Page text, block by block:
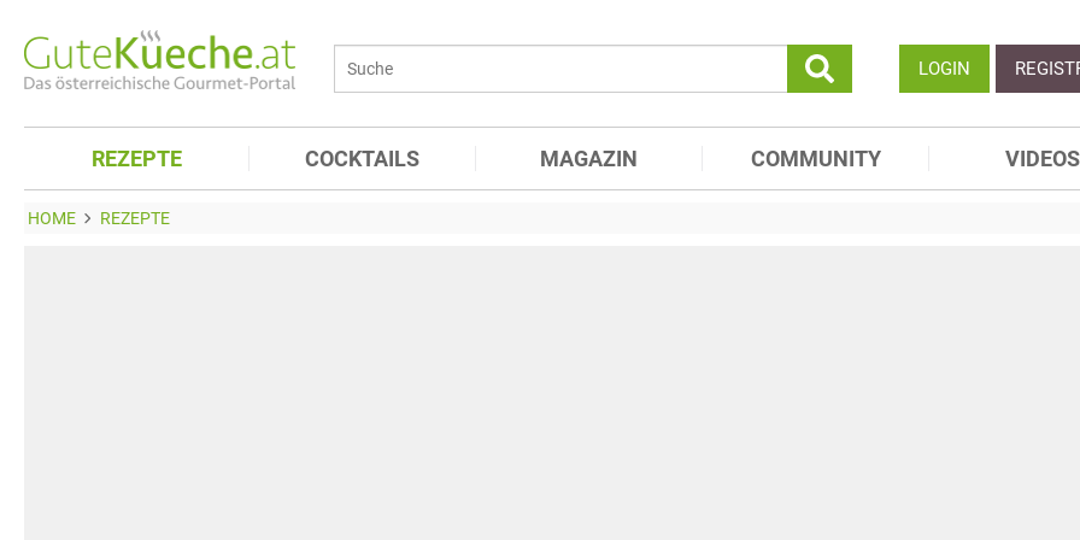
LOGIN
REZEPTE COCKTAILS MAGAZIN COMMUNITY VIDEOS
HOME REZEPTE